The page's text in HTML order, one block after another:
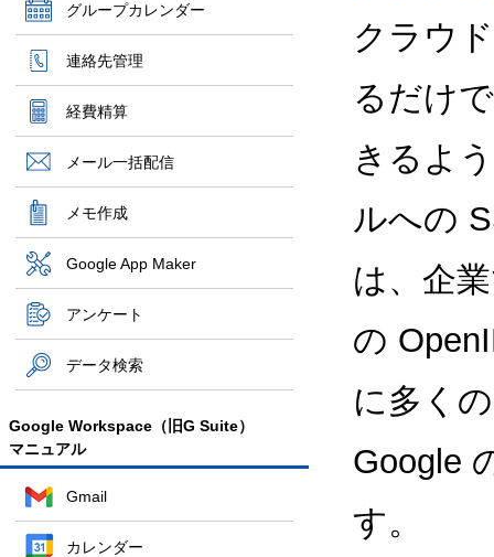
グループカレンダー
連絡先管理
経費精算
メール一括配信
メモ作成
Google App Maker
アンケート
データ検索
Google Workspace（旧G Suite）
マニュアル
Gmail
カレンダー
クラウ
るだけ
きるよ
ルへの
は、企
の
に多くの
Google
す。